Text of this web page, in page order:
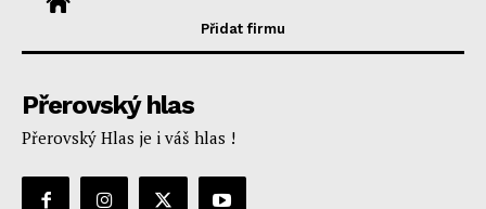
Přidat firmu
Přerovský hlas
Přerovský Hlas je i váš hlas !